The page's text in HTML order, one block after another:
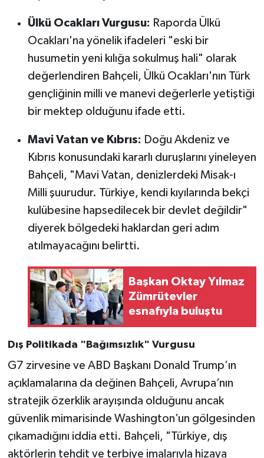
Ülkü Ocakları Vurgusu: Raporda Ülkü
Ocakları'na yönelik ifadeleri "eski bir
husumetin yeni kılığa sokulmuş hali" olarak
değerlendiren Bahçeli, Ülkü Ocakları'nın Türk
gençliğinin milli ve manevi değerlerle yetiştiği
bir mektep olduğunu ifade etti.
Mavi Vatan ve Kıbrıs: Doğu Akdeniz ve
Kıbrıs konusundaki kararlı duruşlarını yineleyen
Bahçeli, "Mavi Vatan, denizlerdeki Misak-ı
Milli şuurudur. Türkiye, kendi kıyılarında bekçi
kulübesine hapsedilecek bir devlet değildir"
diyerek bölgedeki haklardan geri adım
atılmayacağını belirtti.
Başkan Oktay Yılmaz
Zümrütevler
esnafıyla buluştu
Dış Politikada "Bağımsızlık" Vurgusu
G7 zirvesine ve ABD Başkanı Donald Trump’ın
açıklamalarına da değinen Bahçeli, Avrupa’nın
stratejik özerklik arayışında olduğunu ancak
güvenlik mimarisinde Washington’un gölgesinden
çıkamadığını iddia etti. Bahçeli, "Türkiye, dış
aktörlerin tehdit ve terbiye imalarıyla hizaya